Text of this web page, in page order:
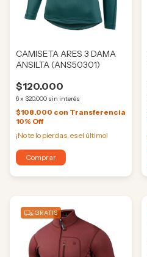
CAMISETA ARES 3 DAMA
ANSILTA (ANS50301)
$120.000
6x $20.000 sin interés
$108.000 con Transferencia
10% Off
¡No te lo pierdas, es el último!
Comprar
GRATIS